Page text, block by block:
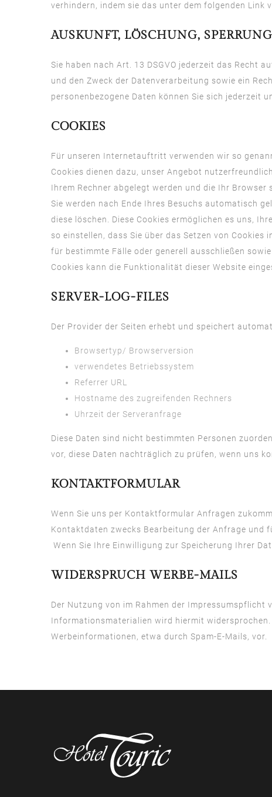
verhindern, indem sie das unter dem folgenden
AUSKUNFT, LÖSCHUNG, SPERRUNG
Sie haben nach Art. 13 DSGVO jederzeit das Recht
und den Zweck der Datenverarbeitung sowie ein
personenbezogene Daten können Sie sich jederzeit
COOKIES
Für unseren Internetauftritt verwenden wir so
Cookies dienen dazu, unser Angebot
Ihrem Rechner abgelegt werden und die Ihr Browser
Sie werden nach Ende Ihres Besuchs automatisch
diese löschen Diese Cookies ermöglichen es uns,
so einstellen, dass Sie über das Setzen von Cookies
für bestimmte Fälle oder generell ausschließen sowie
Cookies kann die Funktionalität dieser Website
SERVER-LOG-FILES
Der Provider der Seiten erhebt und speichert
Browsertyp/ Browserversion
verwendetes Betriebssystem
Referrer URL
Hostname des zugreifenden Rechners
Uhrzeit der Serveranfrage
Diese Daten sind nicht bestimmten Personen
vor, diese Daten nachträglich zu prüfen, wenn uns
KONTAKTFORMULAR
Wenn Sie uns per Kontaktformular Anfragen
Kontaktdaten zwecks Bearbeitung der Anfrage und
Wenn Sie Ihre Einwilligung zur Speicherung Ihrer
WIDERSPRUCH WERBE-MAILS
Der Nutzung von im Rahmen der
Informationsmaterialien wird hiermit
Werbeinformationen, etwa durch Spam-E-Mails, vor.